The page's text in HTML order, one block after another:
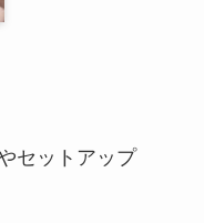
セットアップ